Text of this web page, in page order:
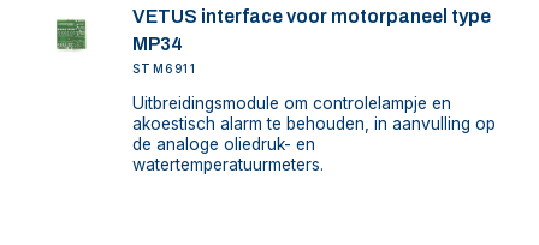
VETUS interface voor motorpaneel type
MP34
STM6911
Uitbreidingsmodule om controlelampje en
akoestisch alarm te behouden, in aanvulling op
de analoge oliedruk- en
watertemperatuurmeters.